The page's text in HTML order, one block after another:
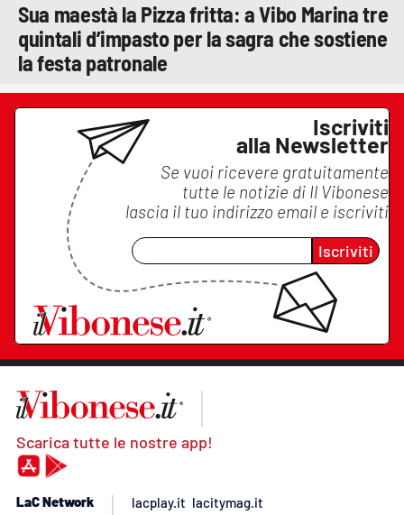
Sua maestà la Pizza fritta: a Vibo Marina tre
quintali d’impasto per la sagra che sostiene
la festa patronale
Iscriviti
alla Newsletter
Se vuoi ricevere gratuitamente
tutte le notizie di Il Vibonese
lascia il tuo indirizzo email e iscriviti
Iscriviti
Scarica tutte le nostre app!
LaC Network
lacplay.it lacitymag.it